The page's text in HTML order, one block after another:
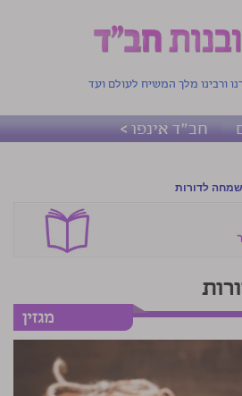
ורבינו מלך המשיח לעולם ועד
חב"ד אינפו >
לדורות